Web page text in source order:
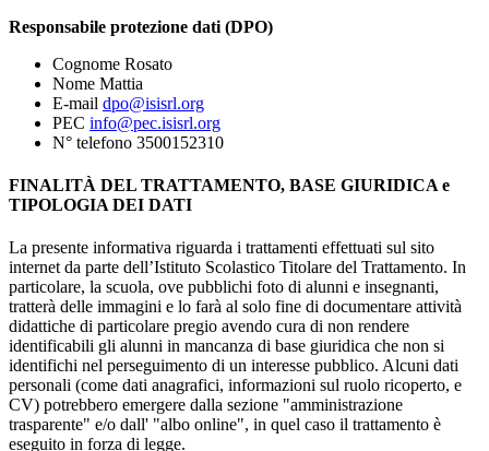
Responsabile protezione dati (DPO)
Cognome Rosato
Nome Mattia
E-mail dpo@isisrl.org
PEC info@pec.isisrl.org
N° telefono 3500152310
FINALITÀ DEL TRATTAMENTO, BASE GIURIDICA e
TIPOLOGIA DEI DATI
La presente informativa riguarda i trattamenti effettuati sul sito
internet da parte dell’Istituto Scolastico Titolare del Trattamento. In
particolare, la scuola, ove pubblichi foto di alunni e insegnanti,
tratterà delle immagini e lo farà al solo fine di documentare attività
didattiche di particolare pregio avendo cura di non rendere
identificabili gli alunni in mancanza di base giuridica che non si
identifichi nel perseguimento di un interesse pubblico. Alcuni dati
personali (come dati anagrafici, informazioni sul ruolo ricoperto, e
CV) potrebbero emergere dalla sezione "amministrazione
trasparente" e/o dall' "albo online", in quel caso il trattamento è
eseguito in forza di legge.